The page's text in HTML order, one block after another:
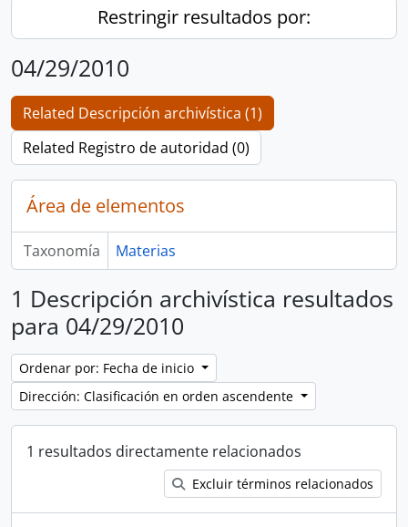
Restringir resultados por:
04/29/2010
Related Descripción archivística (1)
Related Registro de autoridad (0)
Área de elementos
Taxonomía Materias
1 Descripción archivística resultados
para 04/29/2010
Ordenar por: Fecha de inicio
Dirección: Clasificación en orden ascendente
1 resultados directamente relacionados
Excluir términos relacionados